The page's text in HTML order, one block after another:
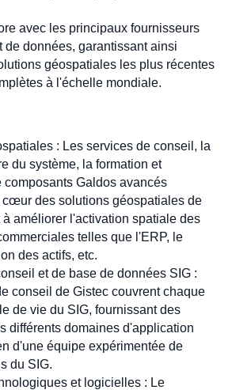
avec les principaux fournisseurs
de données, garantissant ainsi
géospatiales les plus récentes
à l'échelle mondiale.
: Les services de conseil, la
du système, la formation et
composants Galdos avancés
cœur des solutions géospatiales de
à améliorer l'activation spatiale des
telles que l'ERP, le
des actifs, etc.
et de base de données SIG :
conseil de Gistec couvrent chaque
de vie du SIG, fournissant des
différents domaines d'application
d'une équipe expérimentée de
du SIG.
et logicielles : Le